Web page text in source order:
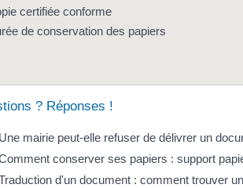
certifiée conforme
de conservation des papiers
? Réponses !
Une mairie peut-elle refuser de délivrer un
conserver ses papiers : support
d'un document : comment trouver